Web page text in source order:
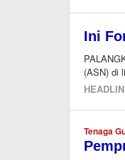
Ini
(ASN) di
Tenaga